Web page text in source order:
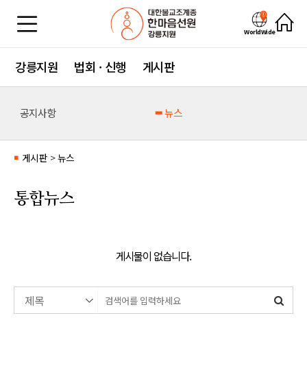
WorldWide
강릉지원 법회 · 신행 게시판
공지사항 뉴스
■ 게시판 >뉴스
통합뉴스
게시물이 없습니다.